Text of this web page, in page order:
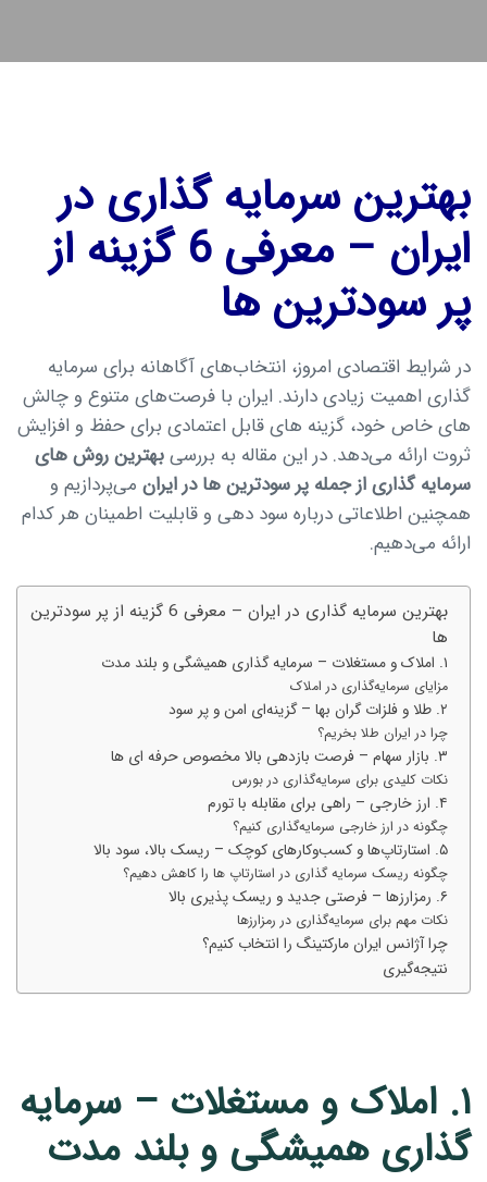
بهترین سرمایه گذاری در
ایران – معرفی 6 گزینه از
پر سودترین ها
در شرایط اقتصادی امروز، انتخاب‌های آگاهانه برای سرمایه
گذاری اهمیت زیادی دارند. ایران با فرصت‌های متنوع و چالش
های خاص خود، گزینه های قابل اعتمادی برای حفظ و افزایش
ثروت ارائه می‌دهد. در این مقاله به بررسیبهترین روش های
سرمایه گذاری از جمله پر سودترین ها در ایران می‌پردازیم و
همچنین اطلاعاتی درباره سود دهی و قابلیت اطمینان هر کدام
ارائه می‌دهیم.
بهترین سرمایه گذاری در ایران – معرفی 6 گزینه از پر سودترین
ها
۱. املاک و مستغلات – سرمایه گذاری همیشگی و بلند مدت
مزایای سرمایه‌گذاری در املاک
۲. طلا و فلزات گران بها – گزینه‌ای امن و پر سود
چرا در ایران طلا بخریم؟
۳. بازار سهام – فرصت بازدهی بالا مخصوص حرفه ای ها
نکات کلیدی برای سرمایه‌گذاری در بورس
۴. ارز خارجی – راهی برای مقابله با تورم
چگونه در ارز خارجی سرمایه‌گذاری کنیم؟
۵. استارتاپ‌ها و کسب‌وکارهای کوچک – ریسک بالا، سود بالا
چگونه ریسک سرمایه گذاری در استارتاپ ها را کاهش دهیم؟
۶. رمزارزها – فرصتی جدید و ریسک پذیری بالا
نکات مهم برای سرمایه‌گذاری در رمزارزها
چرا آژانس ایران مارکتینگ را انتخاب کنیم؟
نتیجه‌گیری
۱. املاک و مستغلات – سرمایه
گذاری همیشگی و بلند مدت